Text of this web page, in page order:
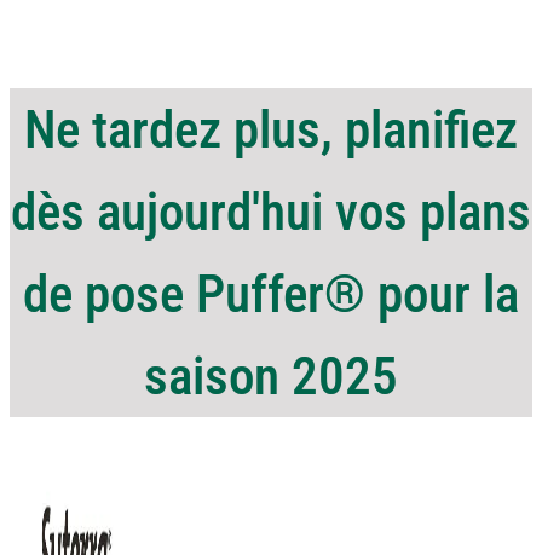
Ne tardez plus, planifiez
dès aujourd'hui vos plans
de pose Puffer® pour la
saison 2025